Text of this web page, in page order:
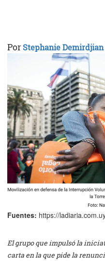
Por Stephanie Demirdjian
Fuentes: https://
El grupo que impulsó la
carta en la que pide la